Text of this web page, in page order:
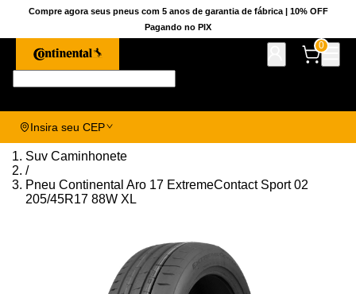
Compre agora seus pneus com 5 anos de garantia de fábrica | 10% OFF
Pagando no PIX
0
Insira seu CEP
Suv Caminhonete
/
Pneu Continental Aro 17 ExtremeContact Sport 02
205/45R17 88W XL